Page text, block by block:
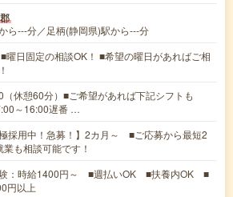
ら---分／足柄(静岡県)駅から---分
曜日固定の相談OK！ ■希望の曜日があればご相
休憩60分）■ご希望があれば下記シフトも
～16:00遅番 …
極採用中！急募！】2カ月～ ■ご応募から最短2
業も相談可能です！
：時給1400円～ ■週払いOK ■扶養内OK ■
円以上